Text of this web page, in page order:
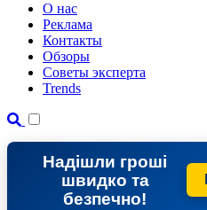
О нас
Реклама
Контакты
Обзоры
Советы эксперта
Trends
Надішли гроші
швидко та
безпечно!